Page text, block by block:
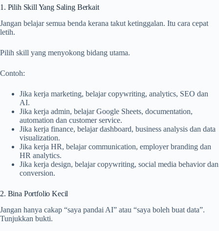
1. Pilih Skill Yang Saling Berkait
Jangan belajar semua benda kerana takut ketinggalan. Itu cara cepat
letih.
Pilih skill yang menyokong bidang utama.
Contoh:
Jika kerja marketing, belajar copywriting, analytics, SEO dan
AI.
Jika kerja admin, belajar Google Sheets, documentation,
automation dan customer service.
Jika kerja finance, belajar dashboard, business analysis dan data
visualization.
Jika kerja HR, belajar communication, employer branding dan
HR analytics.
Jika kerja design, belajar copywriting, social media behavior dan
conversion.
2. Bina Portfolio Kecil
Jangan hanya cakap “saya pandai AI” atau “saya boleh buat data”.
Tunjukkan bukti.